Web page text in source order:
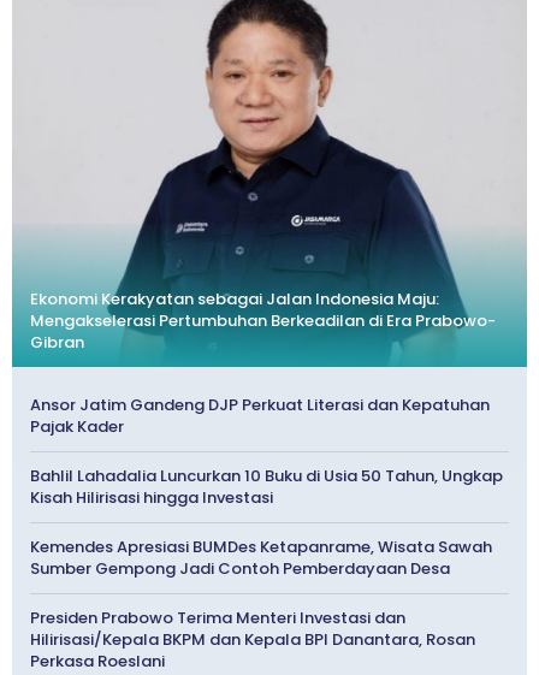
Ekonomi Kerakyatan sebagai Jalan Indonesia Maju:
Mengakselerasi Pertumbuhan Berkeadilan di Era Prabowo-
Gibran
Ansor Jatim Gandeng DJP Perkuat Literasi dan Kepatuhan
Pajak Kader
Bahlil Lahadalia Luncurkan 10 Buku di Usia 50 Tahun, Ungkap
Kisah Hilirisasi hingga Investasi
Kemendes Apresiasi BUMDes Ketapanrame, Wisata Sawah
Sumber Gempong Jadi Contoh Pemberdayaan Desa
Presiden Prabowo Terima Menteri Investasi dan
Hilirisasi/Kepala BKPM dan Kepala BPI Danantara, Rosan
Perkasa Roeslani